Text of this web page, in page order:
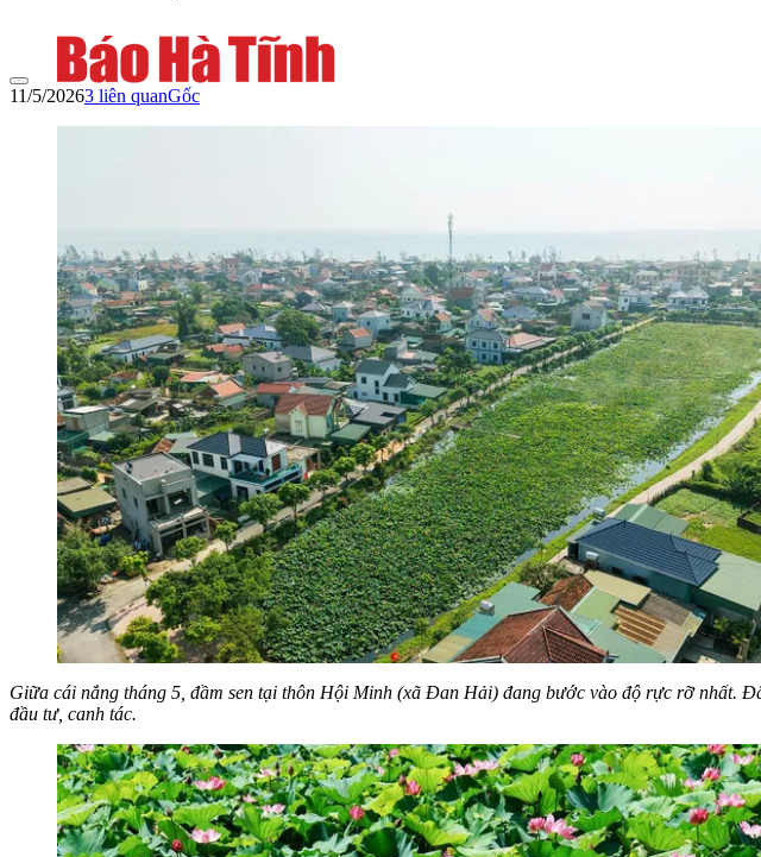
11/5/20263 liên quanGốc
Giữa cái nắng tháng 5, đầm sen tại thôn Hội Minh (xã Đan Hải) đang bước vào độ rực rỡ nhất.
đầu tư, canh tác.